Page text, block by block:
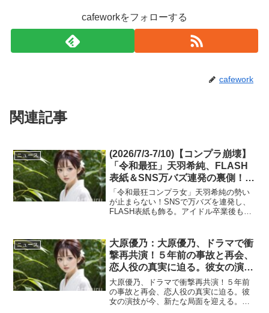
cafeworkをフォローする
cafework
関連記事
ニュース
(2026/7/3-7/10)【コンプラ崩壊】
「令和最狂」天羽希純、FLASH
表紙＆SNS万バズ連発の裏側！ア
イドル卒業後に男たちを100％狂
わせる『美貌を超えたヤバすぎる
中毒性』
「令和最狂コンプラ女」天羽希純の勢い
が止まらない！SNSで万バズを連発し、
FLASH表紙も飾る。アイドル卒業後も進
が、現代エンタメ界を牽引する秘密に迫
る。グラビアアイド...
ニュース
大原優乃：大原優乃、ドラマで衝
撃再共演！５年前の事故と再会、
恋人役の真実に迫る。彼女の演技
が今、新たな局面を迎える。見逃
せない展開が待っている！
(2026/7/17-7/24)
大原優乃、ドラマで衝撃再共演！５年前
の事故と再会、恋人役の真実に迫る。彼
女の演技が今、新たな局面を迎える。見